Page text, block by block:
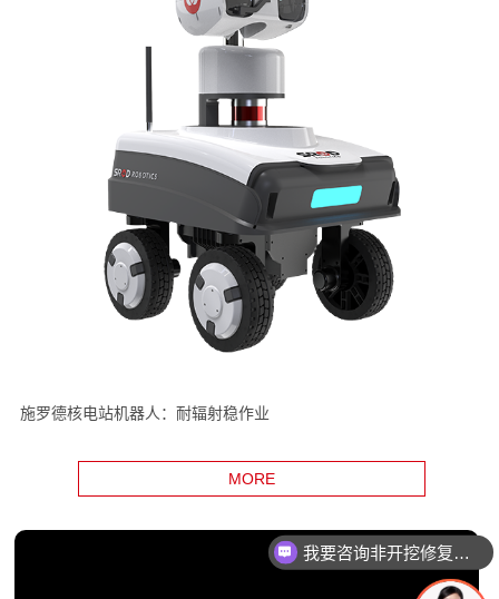
施罗德核电站机器人：耐辐射稳作业
MORE
我要咨询非开挖修复设备
我要咨询智能电机产品